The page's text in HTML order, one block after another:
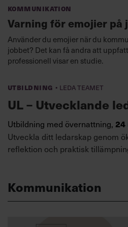
Kommunikation
Varning för emojier på
Använder du emojier när du
jobbet? Det kan få andra att
professionell visar en studie.
Utbildning · Leda teamet
UL – Utvecklande
Utbildning med övernattning, 24
Utveckla ditt ledarskap genom
reflektion och praktisk
Kommunikation